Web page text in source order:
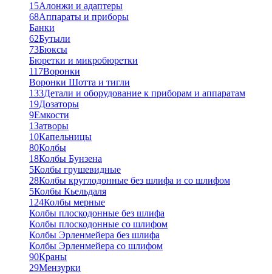
15Алонжи и адаптеры
68Аппараты и приборы
Банки
62Бутыли
73Бюксы
Бюретки и микробюретки
117Воронки
Воронки Шотта и тигли
133Детали и оборудование к приборам и аппаратам
19Дозаторы
9Емкости
1Затворы
10Капельницы
80Колбы
18Колбы Бунзена
5Колбы грушевидные
28Колбы круглодонные без шлифа и со шлифом
5Колбы Кьельдаля
124Колбы мерные
Колбы плоскодонные без шлифа
Колбы плоскодонные со шлифом
Колбы Эрленмейера без шлифа
Колбы Эрленмейера со шлифом
90Краны
29Мензурки